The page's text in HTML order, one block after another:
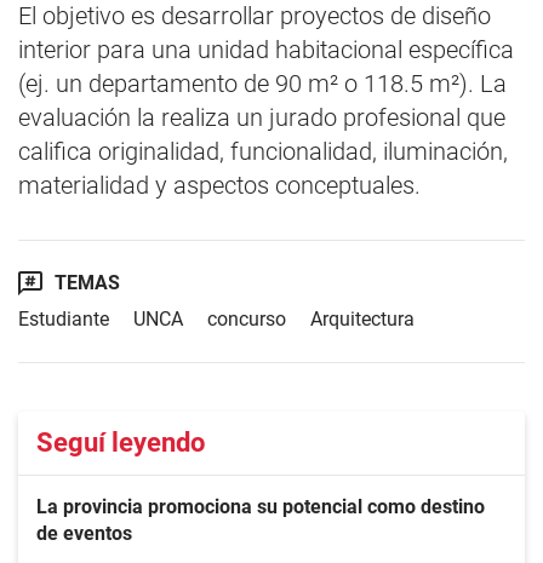
El objetivo es desarrollar proyectos de diseño
interior para una unidad habitacional específica
(ej. un departamento de 90 m² o 118.5 m²). La
evaluación la realiza un jurado profesional que
califica originalidad, funcionalidad, iluminación,
materialidad y aspectos conceptuales.
TEMAS
Estudiante
UNCA concurso Arquitectura
Seguí leyendo
La provincia promociona su potencial como destino
de eventos